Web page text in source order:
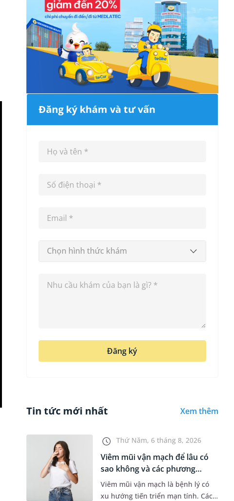
Đăng ký khám và tư vấn
Chọn hình thức khám
Đăng ký
Tin tức mới nhất Xem thêm
Thứ Năm, 6 tháng 8, 2026
Viêm mũi vận mạch để lâu có
sao không và các phương
pháp...
Viêm mũi vận mạch là bệnh lý có
xu hướng tiến triển mạn tính. Các